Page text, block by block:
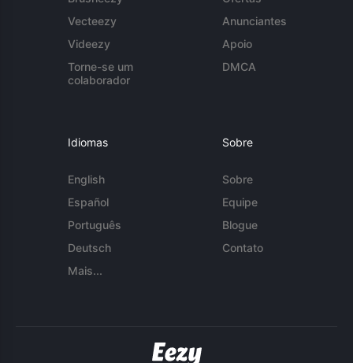
Vecteezy
Videezy
Torne-se um
colaborador
Anunciantes
Apoio
DMCA
Idiomas
English
Español
Português
Deutsch
Mais...
Sobre
Sobre
Equipe
Blogue
Contato